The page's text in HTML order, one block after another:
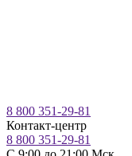
8 800 351-29-81
Контакт-центр
8 800 351-29-81